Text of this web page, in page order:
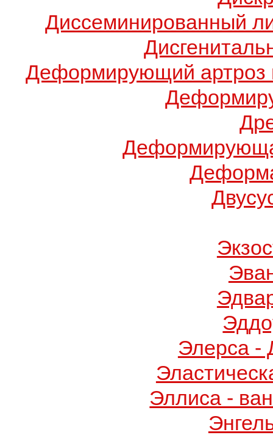
Диссеминированный
Деформирующий артроз
Элерса -
Эллиса -